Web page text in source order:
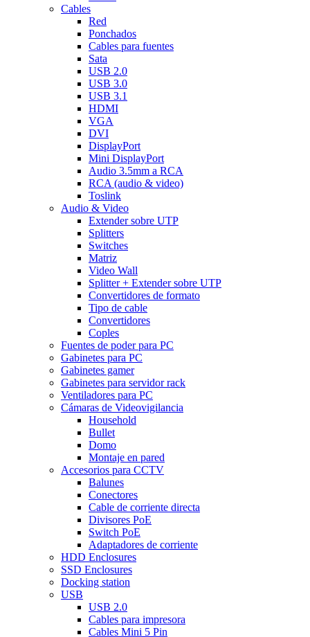
Cables
Red
Ponchados
Cables para fuentes
Sata
USB 2.0
USB 3.0
USB 3.1
HDMI
VGA
DVI
DisplayPort
Mini DisplayPort
Audio 3.5mm a RCA
RCA (audio & video)
Toslink
Audio & Video
Extender sobre UTP
Splitters
Switches
Matriz
Video Wall
Splitter + Extender sobre UTP
Convertidores de formato
Tipo de cable
Convertidores
Coples
Fuentes de poder para PC
Gabinetes para PC
Gabinetes gamer
Gabinetes para servidor rack
Ventiladores para PC
Cámaras de Videovigilancia
Household
Bullet
Domo
Montaje en pared
Accesorios para CCTV
Balunes
Conectores
Cable de corriente directa
Divisores PoE
Switch PoE
Adaptadores de corriente
HDD Enclosures
SSD Enclosures
Docking station
USB
USB 2.0
Cables para impresora
Cables Mini 5 Pin